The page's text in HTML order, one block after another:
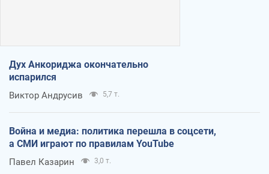
Дух Анкориджа окончательно
испарился
Виктор Андрусив 5,7 т.
Война и медиа: политика перешла в соцсети,
а СМИ играют по правилам YouTube
Павел Казарин 3,0 т.